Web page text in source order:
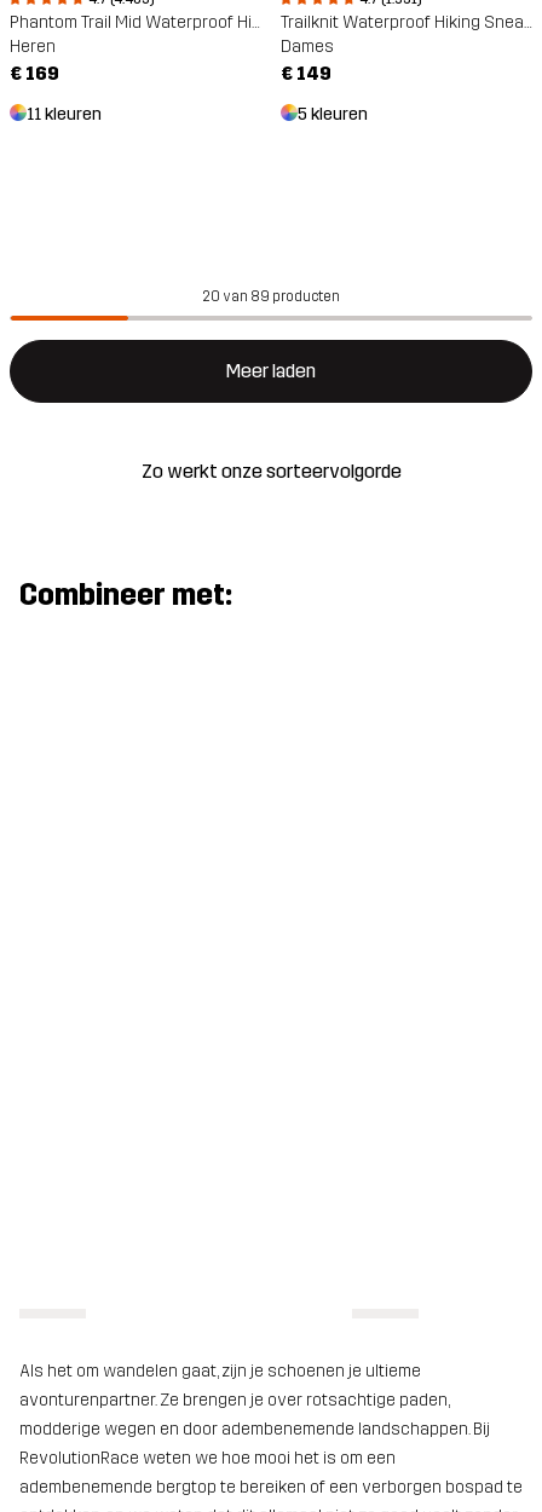
Phantom Trail Mid Waterproof Hiking Boots
Heren
€ 169
11 kleuren
Trailknit Waterproof Hiking Sneakers
Dames
€ 149
5 kleuren
20 van 89 producten
Meer laden
Zo werkt onze sorteervolgorde
Combineer met:
Als het om wandelen gaat, zijn je schoenen je ultieme
avonturenpartner. Ze brengen je over rotsachtige paden,
modderige wegen en door adembenemende landschappen. Bij
RevolutionRace weten we hoe mooi het is om een
adembenemende bergtop te bereiken of een verborgen bospad te